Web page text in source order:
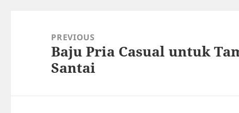
navigationPREVIOUS
Previous
post:
Baju Pria Casual untuk
Santai